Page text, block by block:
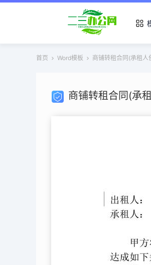
首页 Word模板 商铺转租合同(承租
商铺转租合同(承